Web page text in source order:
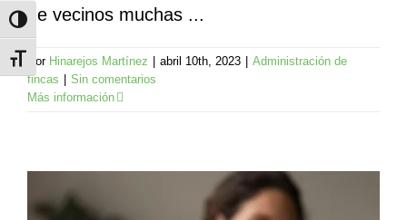
Alternar alto contraste
Alternar tamaño de letra
de vecinos muchas ...
Por Hinarejos Martínez abril 10th, 2023
Administración de
fincas
Sin comentarios
Más información